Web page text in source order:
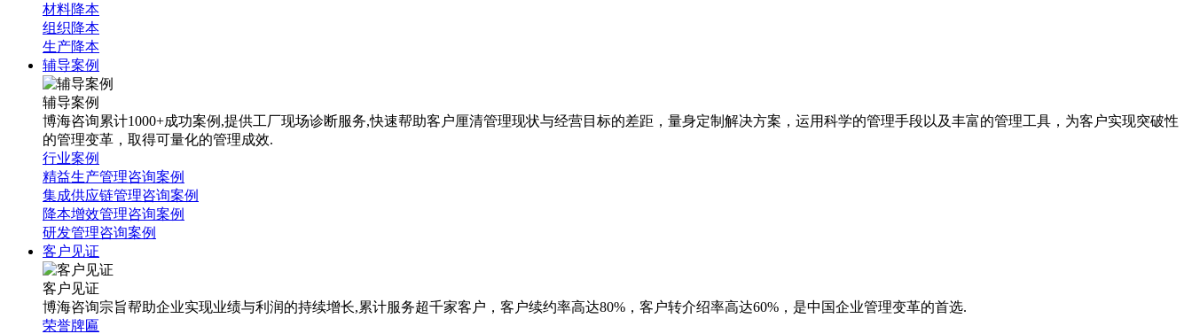
材料降本
组织降本
生产降本
辅导案例
辅导案例
博海咨询累计1000+成功案例,提供工厂现场诊断服务,快速帮助客户厘清管理现状与经营目标的差距，量身定制解决方案，运用科学的管理手段以及丰富的管理工具，为客户实现突破性
的管理变革，取得可量化的管理成效.
行业案例
精益生产管理咨询案例
集成供应链管理咨询案例
降本增效管理咨询案例
研发管理咨询案例
客户见证
客户见证
博海咨询宗旨帮助企业实现业绩与利润的持续增长,累计服务超千家客户，客户续约率高达80%，客户转介绍率高达60%，是中国企业管理变革的首选.
荣誉牌匾